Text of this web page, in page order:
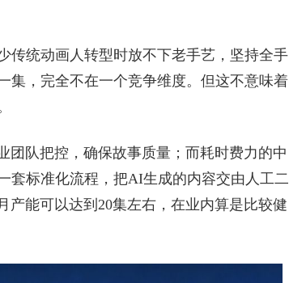
传统动画人转型时放不下老手艺，坚持全手
集，完全不在一个竞争维度。但这不意味着
团队把控，确保故事质量；而耗时费力的中
套标准化流程，把AI生成的内容交由人工二
产能可以达到20集左右，在业内算是比较健